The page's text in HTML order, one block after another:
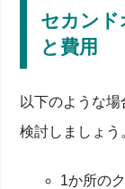
セカン
と費用
以下のような
検討しましょう
1か所の